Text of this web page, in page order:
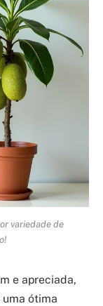
variedade de
e apreciada,
ótima